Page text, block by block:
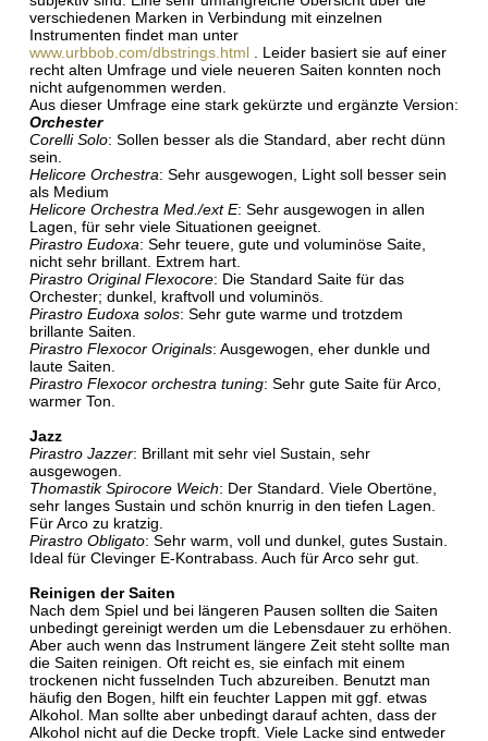
verschiedenen Marken in Verbindung mit einzelnen
Instrumenten findet man unter
www.urbbob.com/dbstrings.html . Leider basiert sie auf einer
recht alten Umfrage und viele neueren Saiten konnten noch
nicht aufgenommen werden.
Aus dieser Umfrage eine stark gekürzte und ergänzte Version:
Orchester
Corelli Solo: Sollen besser als die Standard, aber recht dünn
sein.
Helicore Orchestra: Sehr ausgewogen, Light soll besser sein
als Medium
Helicore Orchestra Med./ext E: Sehr ausgewogen in allen
Lagen, für sehr viele Situationen geeignet.
Pirastro Eudoxa: Sehr teuere, gute und voluminöse Saite,
nicht sehr brillant. Extrem hart.
Pirastro Original Flexocore: Die Standard Saite für das
Orchester; dunkel, kraftvoll und voluminös.
Pirastro Eudoxa solos: Sehr gute warme und trotzdem
brillante Saiten.
Pirastro Flexocor Originals: Ausgewogen, eher dunkle und
laute Saiten.
Pirastro Flexocor orchestra tuning: Sehr gute Saite für Arco,
warmer Ton.
Jazz
Pirastro Jazzer: Brillant mit sehr viel Sustain, sehr
ausgewogen.
Thomastik Spirocore Weich: Der Standard. Viele Obertöne,
sehr langes Sustain und schön knurrig in den tiefen Lagen.
Für Arco zu kratzig.
Pirastro Obligato: Sehr warm, voll und dunkel, gutes Sustain.
Ideal für Clevinger E-Kontrabass. Auch für Arco sehr gut.
Reinigen der Saiten
Nach dem Spiel und bei längeren Pausen sollten die Saiten
unbedingt gereinigt werden um die Lebensdauer zu erhöhen.
Aber auch wenn das Instrument längere Zeit steht sollte man
die Saiten reinigen. Oft reicht es, sie einfach mit einem
trockenen nicht fusselnden Tuch abzureiben. Benutzt man
häufig den Bogen, hilft ein feuchter Lappen mit ggf. etwas
Alkohol. Man sollte aber unbedingt darauf achten, dass der
Alkohol nicht auf die Decke tropft. Viele Lacke sind entweder